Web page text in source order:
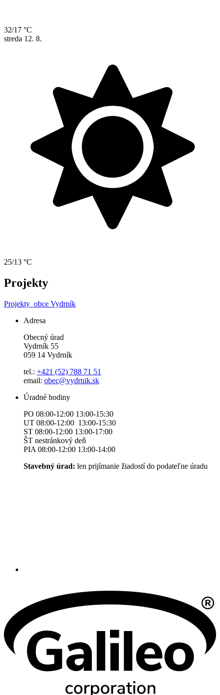
32/17 °C
streda 12. 8.
25/13 °C
Projekty
Projekty obce Vydrník
Adresa
Obecný úrad
Vydrník 55
059 14 Vydrník
tel.: +421 (52) 788 71 51
email: obec@vydrnik.sk
Úradné hodiny
PO 08:00-12:00 13:00-15:30
UT 08:00-12:00 13:00-15:30
ST 08:00-12:00 13:00-17:00
ŠT nestránkový deň
PIA 08:00-12:00 13:00-14:00
Stavebný úrad: len prijímanie žiadostí do podateľne úradu